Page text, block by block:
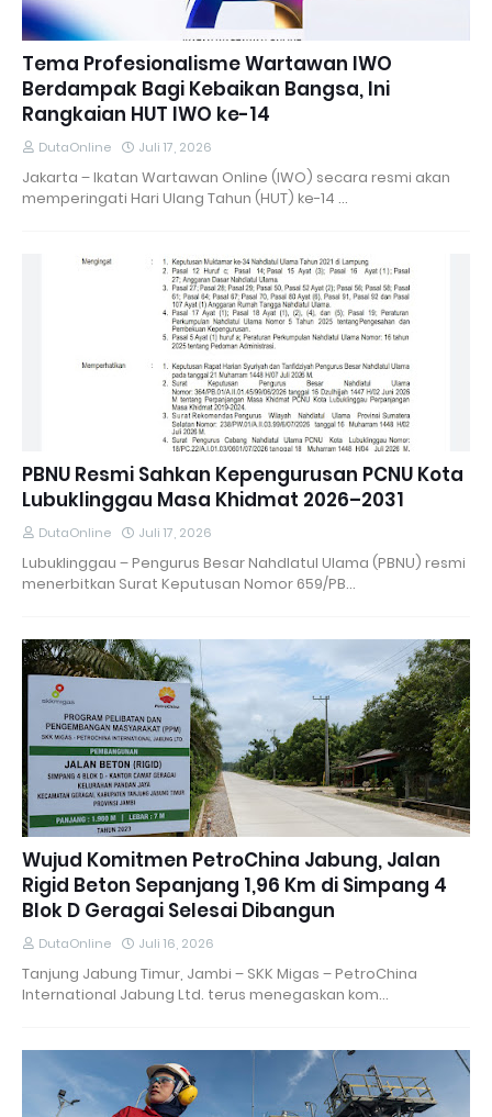
Tema Profesionalisme Wartawan IWO
Berdampak Bagi Kebaikan Bangsa, Ini
Rangkaian HUT IWO ke-14
DutaOnline Juli 17, 2026
Jakarta – Ikatan Wartawan Online (IWO) secara resmi akan
memperingati Hari Ulang Tahun (HUT) ke-14 …
PBNU Resmi Sahkan Kepengurusan PCNU Kota
Lubuklinggau Masa Khidmat 2026–2031
DutaOnline Juli 17, 2026
Lubuklinggau – Pengurus Besar Nahdlatul Ulama (PBNU) resmi
menerbitkan Surat Keputusan Nomor 659/PB…
Wujud Komitmen PetroChina Jabung, Jalan
Rigid Beton Sepanjang 1,96 Km di Simpang 4
Blok D Geragai Selesai Dibangun
DutaOnline Juli 16, 2026
Tanjung Jabung Timur, Jambi – SKK Migas – PetroChina
International Jabung Ltd. terus menegaskan kom…